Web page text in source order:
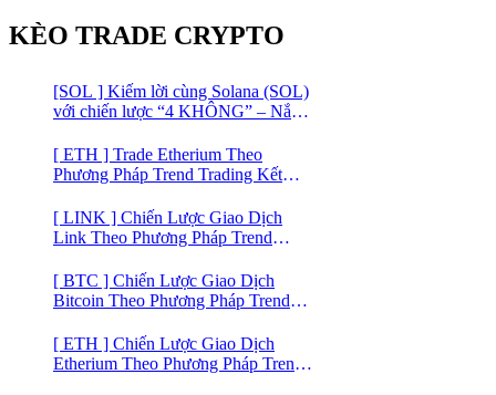
KÈO TRADE CRYPTO
[SOL ] Kiếm lời cùng Solana (SOL)
với chiến lược “4 KHÔNG” – Nắm
lý
[ ETH ] Trade Etherium Theo
Phương Pháp Trend Trading Kết
[ LINK ] Chiến Lược Giao Dịch
Link Theo Phương Pháp Trend
[ BTC ] Chiến Lược Giao Dịch
Bitcoin Theo Phương Pháp Trend
[ ETH ] Chiến Lược Giao Dịch
Etherium Theo Phương Pháp Trend